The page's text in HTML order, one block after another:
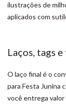
ilustrações de
aplicados com
Laços, tags
O laço final é o
para Festa Junina
você entrega valor